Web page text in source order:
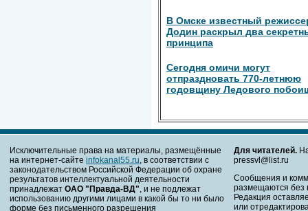
В Омске известный
Додин раскрыл два
принципа
Сегодня омичи могут
отпраздновать 770-летнюю
годовщину Ледового
Исключительные права на материалы, размещённые
на интернет-сайте infokanal55.ru , в соответствии с
законодательством Российской Федерации об охране
результатов интеллектуальной деятельности
принадлежат ОАО "Правда-ВД" , и не подлежат
использованию другими лицами в какой бы то ни было
форме без письменного разрешения
Для читателей.
pressvl@list.ru
Сообщения и
размещаются без
Редакция
или